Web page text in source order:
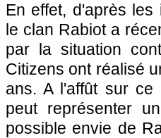
En effet, d'après
le clan Rabiot a
par la situation
Citizens ont réalisé
ans. A l'affût sur ce
peut représenter
possible envie de